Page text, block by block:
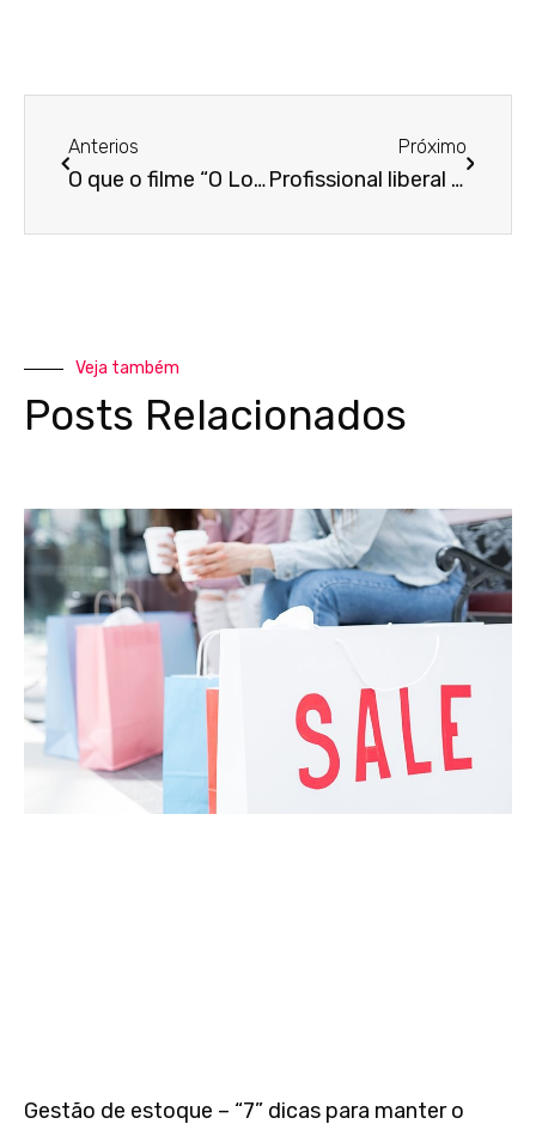
Anterios
O que o filme “O Lobo de Wall Street” pode te ensinar sobre vendas?
Próximo
Profissional liberal ou autônomo – Qual a diferença?
Veja também
Posts Relacionados
Gestão de estoque – “7” dicas para manter o